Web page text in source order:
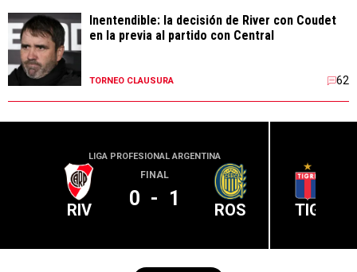
Inentendible: la decisión de River con Coudet
en la previa al partido con Central
TORNEO CLAUSURA 62
LIGA PROFESIONAL ARGENTINA
RIV
FINAL
0 - 1 ROS TIG